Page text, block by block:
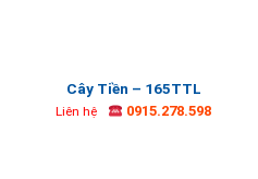
Cây Tiền – 165TTL
Liên hệ 0915.278.598